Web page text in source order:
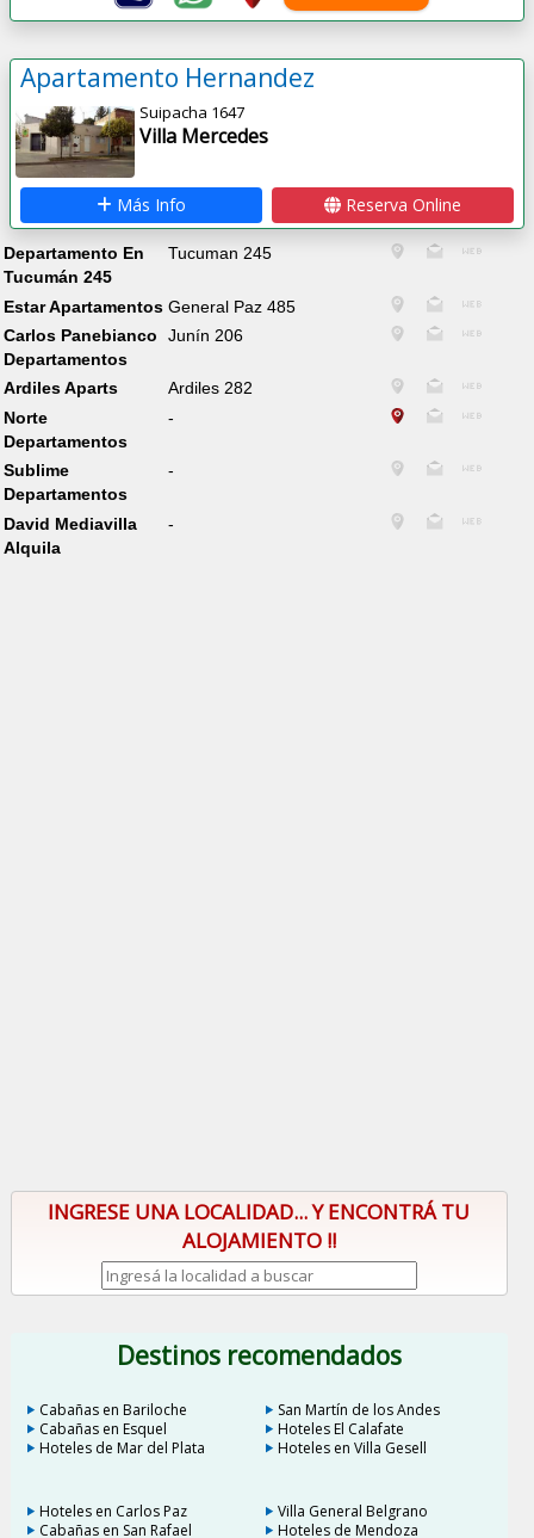
Apartamento Hernandez
Suipacha 1647
Villa Mercedes
Más Info Reserva Online
Departamento En
Tucumán 245
Tucuman 245
Estar Apartamentos General Paz 485
Carlos Panebianco
Departamentos
Junín 206
Ardiles Aparts
Ardiles 282
Norte
Departamentos
-
Sublime
Departamentos
-
David Mediavilla
Alquila
-
INGRESE UNA LOCALIDAD... Y ENCONTRÁ TU
ALOJAMIENTO !!
Destinos recomendados
Cabañas en Bariloche
San Martín de los Andes
Cabañas en Esquel
Hoteles El Calafate
Hoteles de Mar del Plata
Hoteles en Villa Gesell
Hoteles en Carlos Paz
Villa General Belgrano
Cabañas en San Rafael
Hoteles de Mendoza